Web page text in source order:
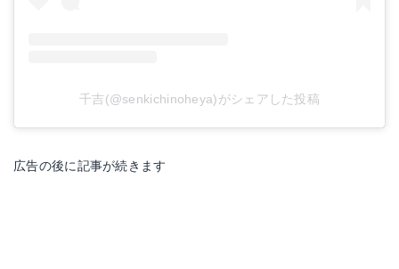
千吉(@senkichinoheya)がシェアした投稿
広告の後に記事が続きます